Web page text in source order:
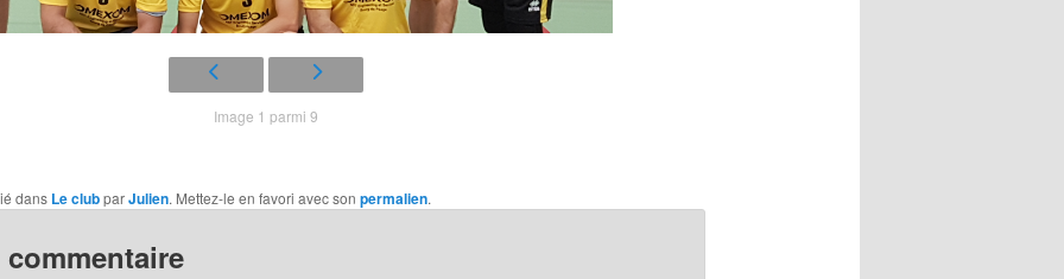
Image 1 parmi 9
dans Le clubparJulien. Mettez-le en favori avec son permalien.